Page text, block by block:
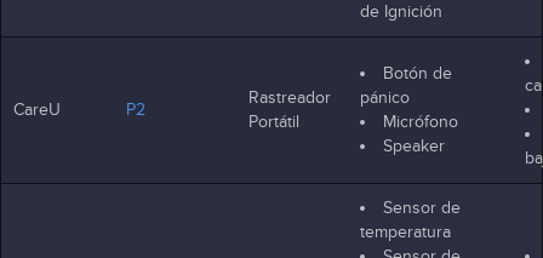
de Ignición
CareU P2
Rastreador
Portátil
Botón de
pánico
Micrófono
Speaker
Sensor de
temperatura